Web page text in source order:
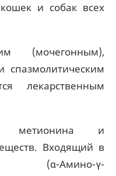
и собак всех
(мочегонным),
спазмолитическим
лекарственным
метионина и
Входящий в
(α-Амино-γ-